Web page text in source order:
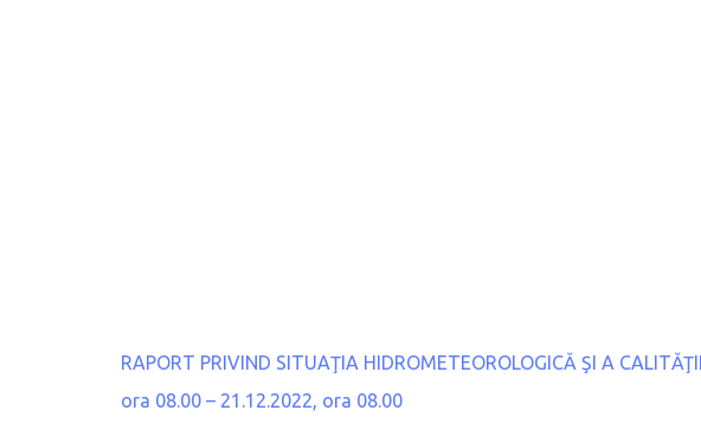
RAPORT PRIVIND SITUAŢIA HIDROMETEOROLOGICĂ ŞI A
ora 08.00 – 21.12.2022, ora 08.00